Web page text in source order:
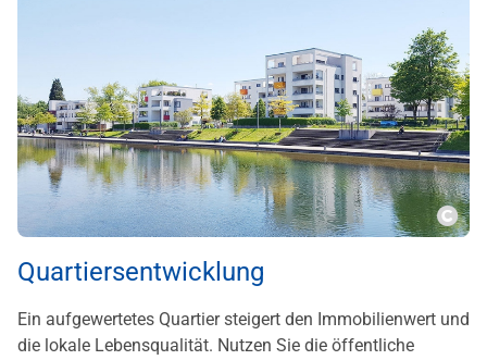
Quartiersentwicklung
Ein aufgewertetes Quartier steigert den Immobilienwert und
die lokale Lebensqualität. Nutzen Sie die öffentliche